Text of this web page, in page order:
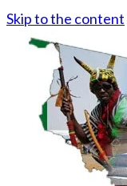
Skip to the content